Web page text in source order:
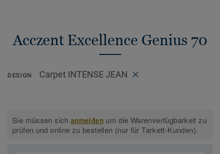
Acczent Excellence Genius 70
DESIGN Carpet INTENSE JEAN
Sie müssen sichanmelden um die Warenverfügbarkeit zu
prüfen und online zu bestellen (nur für Tarkett-Kunden).